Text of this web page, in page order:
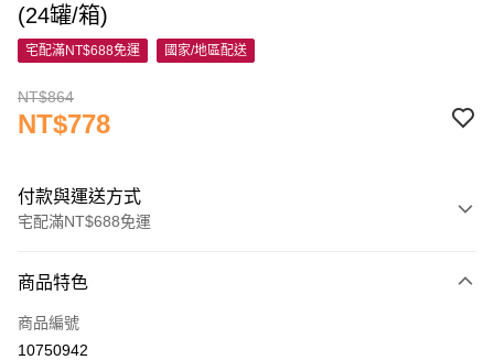
(24罐/箱)
宅配滿NT$688免運 國家/地區配送
NT$864
NT$778
付款與運送方式
宅配滿NT$688免運
信用卡一次付款
信用卡分期付款
商品特色
商品編號
10750942